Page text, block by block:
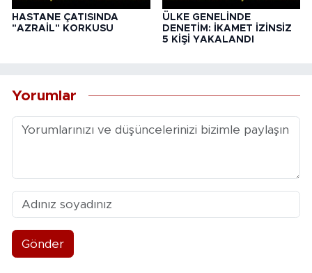
HASTANE ÇATISINDA
"AZRAİL" KORKUSU
ÜLKE GENELİNDE
DENETİM: İKAMET İZİNSİZ
5 KİŞİ YAKALANDI
Yorumlar
Gönder